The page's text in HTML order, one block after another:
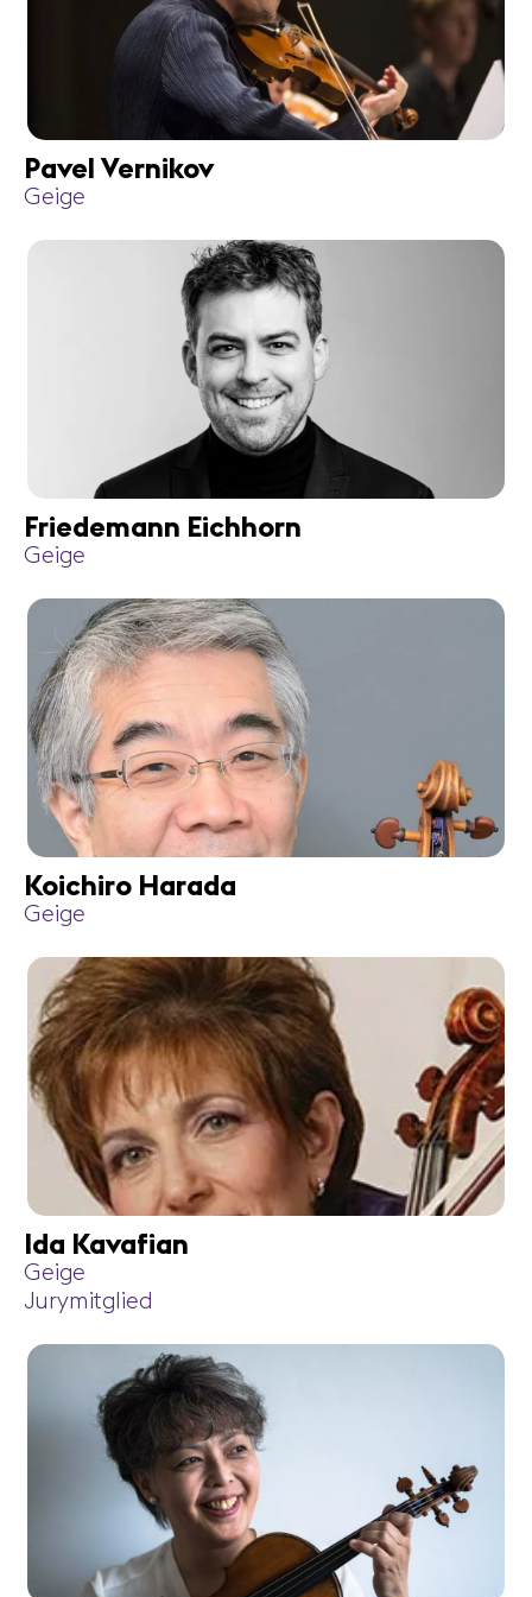
Pavel Vernikov
Geige
Friedemann Eichhorn
Geige
Koichiro Harada
Geige
Ida Kavafian
Geige
Jurymitglied